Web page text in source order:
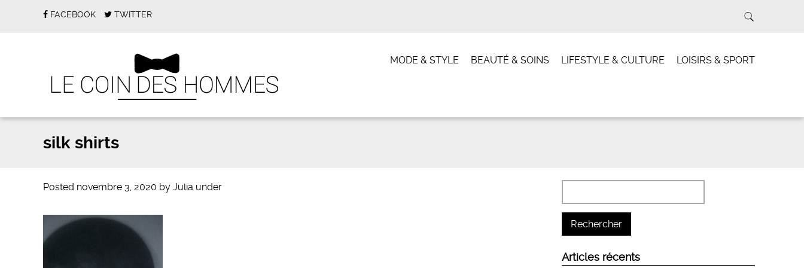
FACEBOOK TWITTER
MODE & STYLE BEAUTÉ & SOINS LIFESTYLE & CULTURE LOISIRS & SPORT
silk shirts
Posted novembre 3, 2020 by Julia under
Articles récents